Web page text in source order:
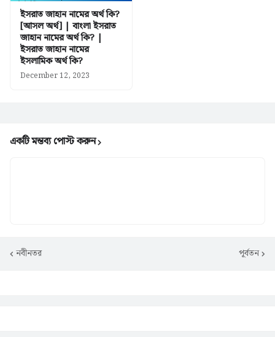
ইসরাত জাহান নামের অর্থ কি?
[আসল অর্থ] | বাংলা ইসরাত
জাহান নামের অর্থ কি? |
ইসরাত জাহান নামের
ইসলামিক অর্থ কি?
December 12, 2023
একটি মন্তব্য পোস্ট করুন
নবীনতর পূর্বতন